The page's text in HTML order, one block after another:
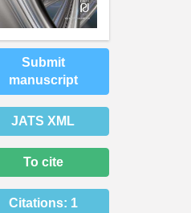
Submit
manuscript
JATS XML
To cite
Citations: 1